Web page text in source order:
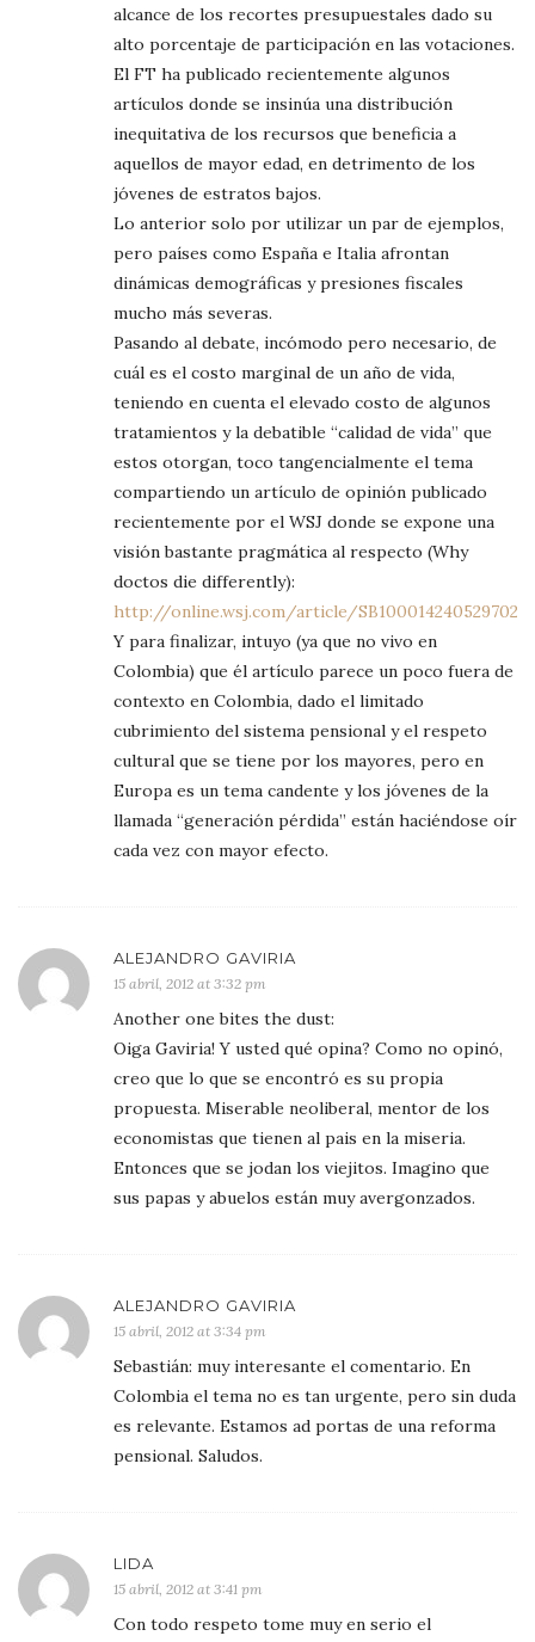
alcance de los recortes presupuestales dado su
alto porcentaje de participación en las votaciones.
El FT ha publicado recientemente algunos
artículos donde se insinúa una distribución
inequitativa de los recursos que beneficia a
aquellos de mayor edad, en detrimento de los
jóvenes de estratos bajos.
Lo anterior solo por utilizar un par de ejemplos,
pero países como España e Italia afrontan
dinámicas demográficas y presiones fiscales
mucho más severas.
Pasando al debate, incómodo pero necesario, de
cuál es el costo marginal de un año de vida,
teniendo en cuenta el elevado costo de algunos
tratamientos y la debatible “calidad de vida” que
estos otorgan, toco tangencialmente el tema
compartiendo un artículo de opinión publicado
recientemente por el WSJ donde se expone una
visión bastante pragmática al respecto (Why
doctos die differently):
http://online.wsj.com/article/
Y para finalizar, intuyo (ya que no vivo en
Colombia) que él artículo parece un poco fuera de
contexto en Colombia, dado el limitado
cubrimiento del sistema pensional y el respeto
cultural que se tiene por los mayores, pero en
Europa es un tema candente y los jóvenes de la
llamada “generación pérdida” están haciéndose oír
cada vez con mayor efecto.
ALEJANDRO GAVIRIA
15 abril, 2012 at 3:32 pm
Another one bites the dust:
Oiga Gaviria! Y usted qué opina? Como no opinó,
creo que lo que se encontró es su propia
propuesta. Miserable neoliberal, mentor de los
economistas que tienen al pais en la miseria.
Entonces que se jodan los viejitos. Imagino que
sus papas y abuelos están muy avergonzados.
ALEJANDRO GAVIRIA
15 abril, 2012 at 3:34 pm
Sebastián: muy interesante el comentario. En
Colombia el tema no es tan urgente, pero sin duda
es relevante. Estamos ad portas de una reforma
pensional. Saludos.
LIDA
15 abril, 2012 at 3:41 pm
Con todo respeto tome muy en serio el